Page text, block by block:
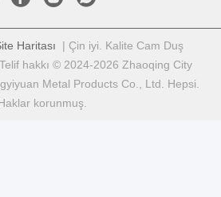
Haritası | Çin iyi. Kalite Cam Duş
hakkı © 2024-2026 Zhaoqing City
Metal Products Co., Ltd. Hepsi.
korunmuş.